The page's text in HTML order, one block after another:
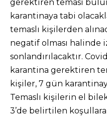
gerektiren teması
karantinaya tabi
temaslı kişilerden
negatif olması halinde
sonlandırılacaktır.
karantina gerektiren
kişiler, 7 gün
Temaslı kişilerin el
3’de belirtilen